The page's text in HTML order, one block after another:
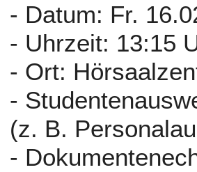
- Datum: Fr.
- Uhrzeit: 13:15
- Ort:
-
(z. B.
-